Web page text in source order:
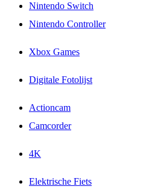
Nintendo Switch
Nintendo Controller
Xbox Games
Digitale Fotolijst
Actioncam
Camcorder
4K
Elektrische Fiets